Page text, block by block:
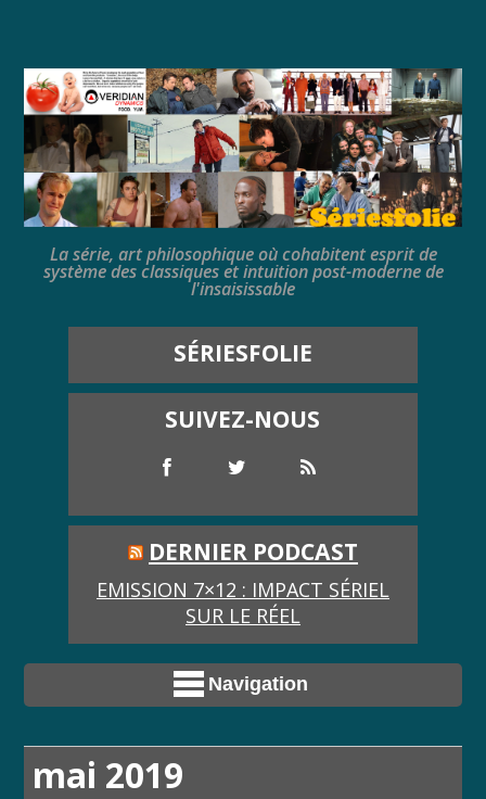
La série, art philosophique où cohabitent esprit de
système des classiques et intuition post-moderne de
l'insaisissable
SÉRIESFOLIE
SUIVEZ-NOUS
DERNIER PODCAST
EMISSION 7×12 : IMPACT SÉRIEL
SUR LE RÉEL
Navigation
mai 2019